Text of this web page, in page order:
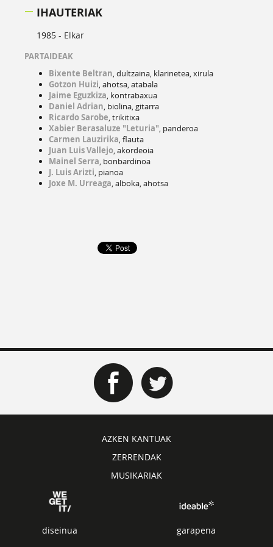
IHAUTERIAK
1985 - Elkar
PARTAIDEAK
Bixente Beltran, dultzaina, klarinetea, xirula
Gotzon Huizi, ahotsa, atabala
Jaime Eguzkiza, kontrabaxua
Daniel Adrian, biolina, gitarra
Ricardo Sarobe, trikitixa
Xabier Berasaluze "Leturia", panderoa
Carmen Lauzirika, flauta
Juan Luis Vallejo, akordeoia
Mainel Serra, bonbardinoa
J. Luis Arizti, pianoa
Joxe M. Urreaga, alboka, ahotsa
AZKEN KANTUAK
ZERRENDAK
MUSIKARIAK
diseinua garapena